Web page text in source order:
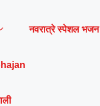
नवरात्रे स्पेशल भजन